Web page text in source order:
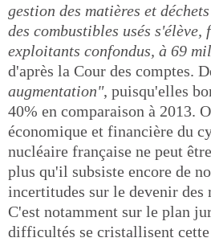
gestion des matières et
des combustibles usés s'élève,
exploitants confondus, à 69
d'après la Cour des comptes.
augmentation", puisqu'elles
40% en comparaison à 2013.
économique et financière du
nucléaire française ne peut
plus qu'il subsiste encore de
incertitudes sur le devenir des
C'est notamment sur le plan
difficultés se cristallisent